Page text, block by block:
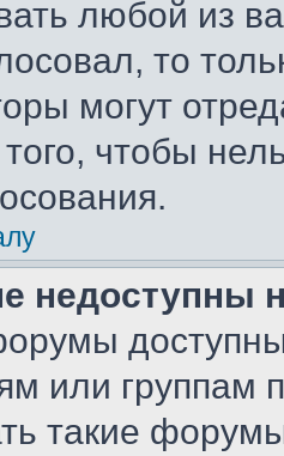
любой из
то
могут
чтобы
недоступны
или группам
такие